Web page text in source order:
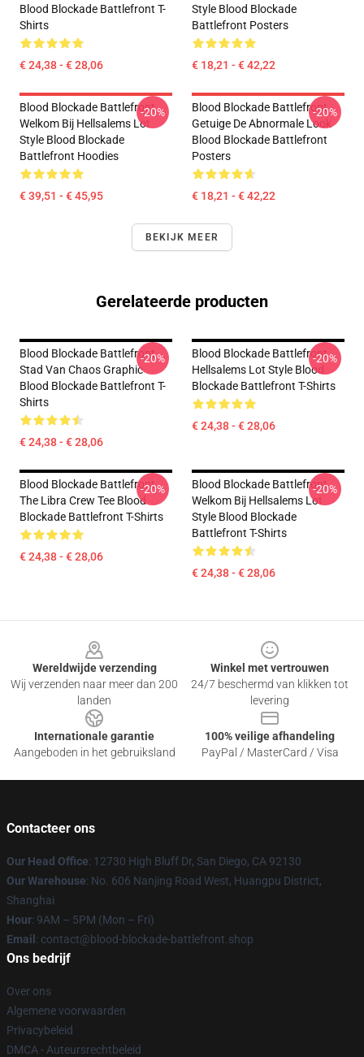
Blood Blockade Battlefront T-
Shirts
€ 24,38 - € 28,06
Style Blood Blockade
Battlefront Posters
€ 18,21 - € 42,22
Blood Blockade Battlefront
Welkom Bij Hellsalems Lot
Style Blood Blockade
Battlefront Hoodies
€ 39,51 - € 45,95
-20%
Blood Blockade Battlefront
Getuige De Abnormale Look
Blood Blockade Battlefront
Posters
€ 18,21 - € 42,22
-20%
BEKIJK MEER
Gerelateerde producten
Blood Blockade Battlefront
Stad Van Chaos Graphic
Blood Blockade Battlefront T-
Shirts
€ 24,38 - € 28,06
-20%
Blood Blockade Battlefront
Hellsalems Lot Style Blood
Blockade Battlefront T-Shirts
€ 24,38 - € 28,06
-20%
Blood Blockade Battlefront
The Libra Crew Tee Blood
Blockade Battlefront T-Shirts
€ 24,38 - € 28,06
-20%
Blood Blockade Battlefront
Welkom Bij Hellsalems Lot
Style Blood Blockade
Battlefront T-Shirts
€ 24,38 - € 28,06
-20%
Wereldwijde verzending
Wij verzenden naar meer dan 200
landen
Winkel met vertrouwen
24/7 beschermd van klikken tot
levering
Internationale garantie
Aangeboden in het gebruiksland
100% veilige afhandeling
PayPal / MasterCard / Visa
Contacteer ons
Our Head Office: 12730 High Bluff Dr, San Diego, CA 92130
Our Warehouse: No. 606 Nanjing Road West, Huangpu District,
Shanghai
Hour: 9AM – 5PM (Mon – Fri)
Email : contact@blood-blockade-battlefront.shop
Ons bedrijf
Over ons
Algemene voorwaarden
Privacybeleid
DMCA - Auteursrechtbeleid